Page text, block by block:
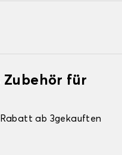
Zubehör für
ab 3gekauften